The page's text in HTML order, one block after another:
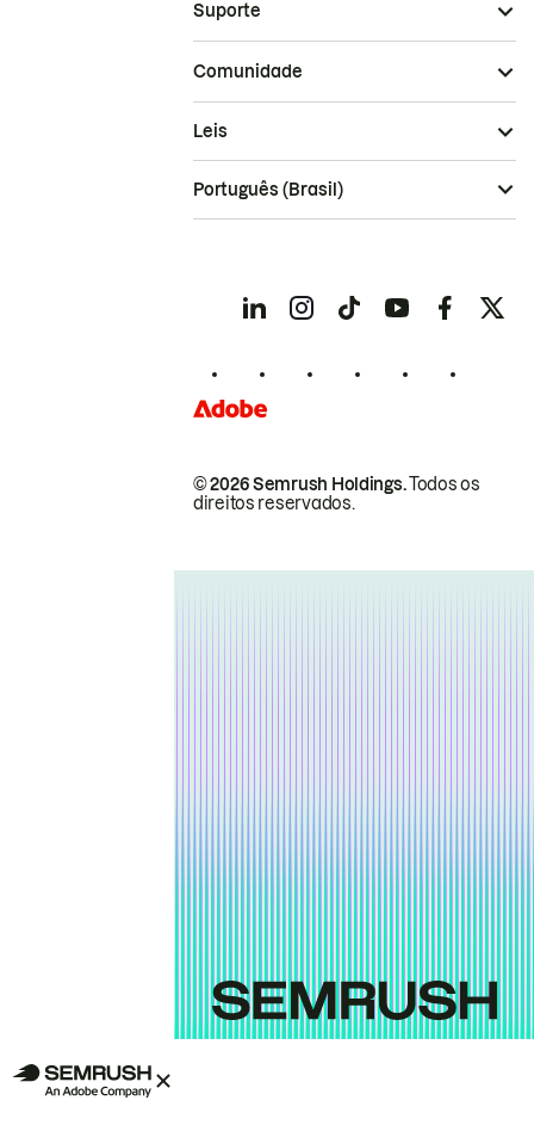
Suporte
Comunidade
© 2026 Semrush Holdings.Todos os
direitos reservados.
Leis
Português (Brasil)